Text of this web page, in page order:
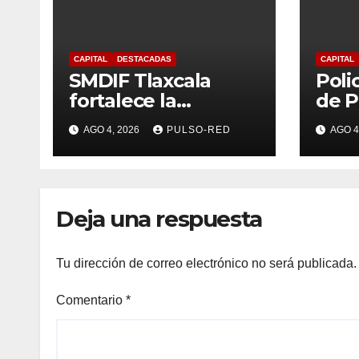
CAPITAL DESTACADAS
SMDIF Tlaxcala
fortalece la
atención ciudadana
con servicios
cercanos y espacios
AGO 4, 2026 PULSO-RED
CAPITAL
de
de
con
AGO
Deja una respuesta
Tu dirección de correo electrónico no será publicada.
Comentario *